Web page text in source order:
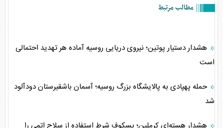
مطالب مرتبط
هشدار دستیار پوتین؛ نیروی دریایی روسیه آماده هر تهدید احتمالی
است
حمله پهپادی به پالایشگاه بزرگ روسیه؛ آسمان باشقیرستان دودآلود
شد